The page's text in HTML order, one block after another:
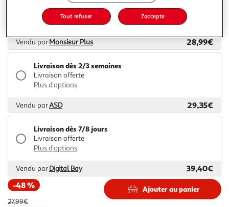
Livraison dès 8/9 jours
Livraison offerte
Plus d'options
Vendu parMonsieur Plus 28,99€
Livraison dès 2/3 semaines
Livraison offerte
Plus d'options
Vendu parASD 29,35€
Livraison dès 7/8 jours
Livraison offerte
Plus d'options
Vendu parDigital Bay
39,40€
-48 %
27,99€
Ajouter au panier
Tout refuser J'accepte